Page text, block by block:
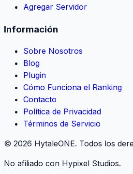
Agregar Servidor
Información
Sobre Nosotros
Blog
Plugin
Cómo Funciona el Ranking
Contacto
Política de Privacidad
Términos de Servicio
© 2026 HytaleONE. Todos los
No afiliado con Hypixel Studios.